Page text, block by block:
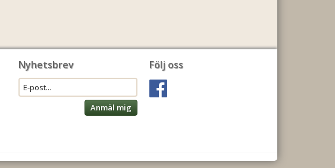
Följ oss
Nyhetsbrev
Anmäl mig